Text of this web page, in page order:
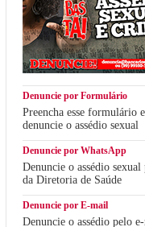
Denuncie por Formulário
Preencha esse formulário e
denuncie o assédio sexual
Denuncie por WhatsApp
Denuncie o assédio sexual
da Diretoria de Saúde
Denuncie por E-mail
Denuncie o assédio pelo